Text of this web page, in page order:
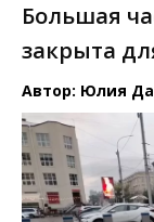
Большая
закрыта
Автор: Юлия